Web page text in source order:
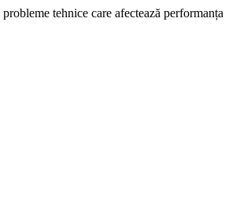
tehnice care afectează